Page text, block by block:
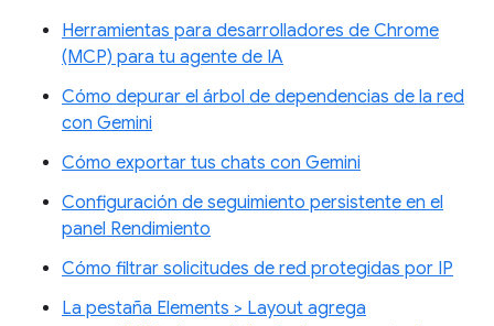
Herramientas para desarrolladores de Chrome
(MCP) para tu agente de IA
Cómo depurar el árbol de dependencias de la red
con Gemini
Cómo exportar tus chats con Gemini
Configuración de seguimiento persistente en el
panel Rendimiento
Cómo filtrar solicitudes de red protegidas por IP
La pestaña Elements > Layout agrega